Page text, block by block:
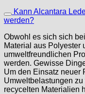
Kann Alcantara
werden?
Obwohl es sich sich
Material aus Polyester
umweltfreundlichen
werden. Gewisse
Um den Einsatz neuer
Umweltbelastungen
recycelten Materialien